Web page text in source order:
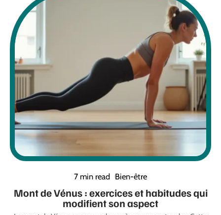
7 min read Bien-être
Mont de Vénus : exercices et habitudes qui
modifient son aspect